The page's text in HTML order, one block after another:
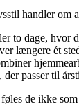
handler om
to dage, hvor
længere ét
passer til
de ikke